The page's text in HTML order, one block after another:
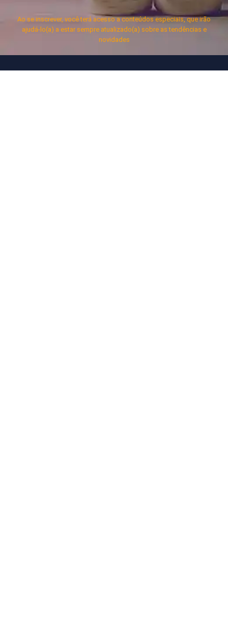
Ao se inscrever, você terá acesso a conteúdos especiais, que irão
ajudá-lo(a) a estar sempre atualizado(a) sobre as tendências e
novidades